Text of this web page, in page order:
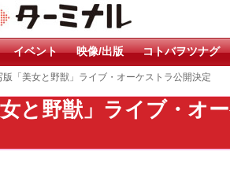
イベント 映像/出版 コトバヲツナグ
版「美女と野獣」ライブ・オーケストラ公開決定
と野獣」ライブ・オ